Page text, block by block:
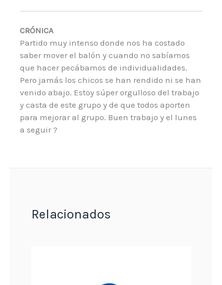
CRÓNICA
Partido muy intenso donde nos ha costado
saber mover el balón y cuando no sabíamos
que hacer pecábamos de individualidades.
Pero jamás los chicos se han rendido ni se han
venido abajo. Estoy súper orgulloso del trabajo
y casta de este grupo y de que todos aporten
para mejorar al grupo. Buen trabajo y el lunes
a seguir ?
Relacionados